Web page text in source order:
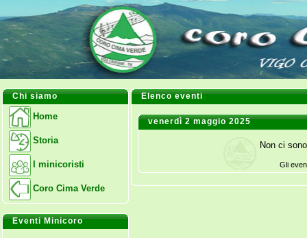
Chi siamo
Home
Storia
I minicoristi
Coro Cima Verde
Eventi Minicoro
Elenco eventi
venerdì 2 maggio 2025
Non ci
Gli